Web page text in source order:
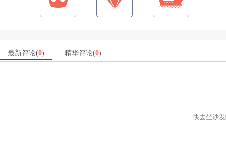
最新评论(0) 精华评论(0)
快去坐沙